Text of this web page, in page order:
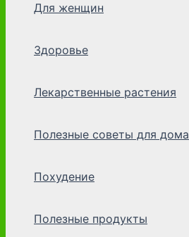
Для женщин
Здоровье
Лекарственные растения
Полезные советы для дома
Похудение
Полезные продукты